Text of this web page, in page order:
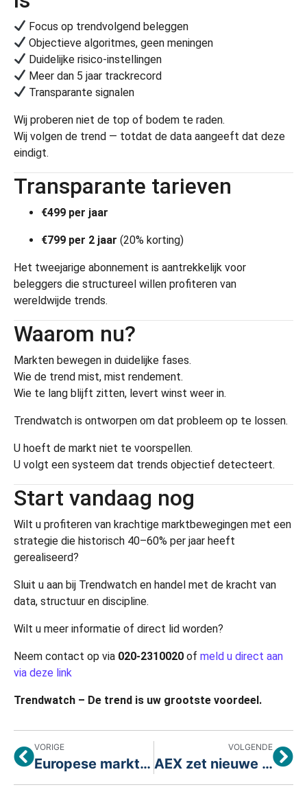
Focus op trendvolgend beleggen
Objectieve algoritmes, geen meningen
Duidelijke risico-instellingen
Meer dan 5 jaar trackrecord
Transparante signalen
Wij proberen niet de top of bodem te raden.
Wij volgen de trend — totdat de data aangeeft dat deze
eindigt.
Transparante tarieven
€499 per jaar
€799 per 2 jaar (20% korting)
Het tweejarige abonnement is aantrekkelijk voor
beleggers die structureel willen profiteren van
wereldwijde trends.
Waarom nu?
Markten bewegen in duidelijke fases.
Wie de trend mist, mist rendement.
Wie te lang blijft zitten, levert winst weer in.
Trendwatch is ontworpen om dat probleem op te lossen.
U hoeft de markt niet te voorspellen.
U volgt een systeem dat trends objectief detecteert.
Start vandaag nog
Wilt u profiteren van krachtige marktbewegingen met een
strategie die historisch 40–60% per jaar heeft
gerealiseerd?
Sluit u aan bij Trendwatch en handel met de kracht van
data, structuur en discipline.
Wilt u meer informatie of direct lid worden?
Neem contact op via 020-2310020 of meld u direct aan
via deze link
Trendwatch – De trend is uw grootste voordeel.
VORIGE
Europese markten onder druk door oplopende handelsspanningen
VOLGENDE
AEX zet nieuwe recordstand neer, chippers trekken kar